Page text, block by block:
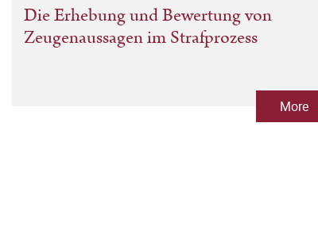
Die Erhebung und Bewertung von
Zeugenaussagen im Strafprozess
More